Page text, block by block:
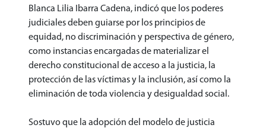
Blanca Lilia Ibarra Cadena, indicó que los poderes
judiciales deben guiarse por los principios de
equidad, no discriminación y perspectiva de género,
como instancias encargadas de materializar el
derecho constitucional de acceso a la justicia, la
protección de las víctimas y la inclusión, así como la
eliminación de toda violencia y desigualdad social.
Sostuvo que la adopción del modelo de justicia